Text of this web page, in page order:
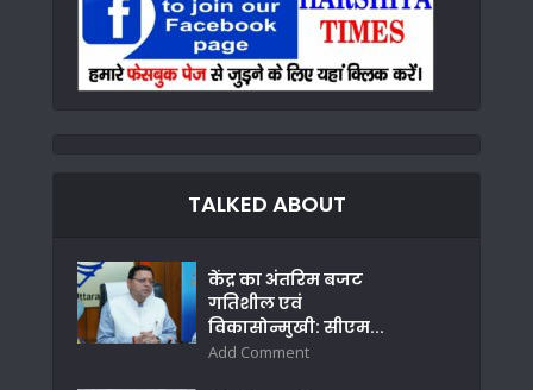
TALKED ABOUT
केंद्र का अंतरिम बजट
गतिशील एवं
विकासोन्मुखी: सीएम...
Add Comment